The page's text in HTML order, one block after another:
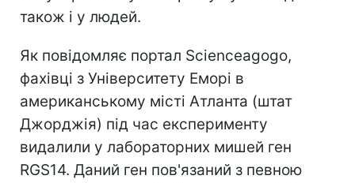
також і у людей.
Як повідомляє портал Scienceagogo,
фахівці з Університету Еморі в
американському місті Атланта (штат
Джорджія) під час експерименту
видалили у лабораторних мишей ген
RGS14. Даний ген пов'язаний з певною